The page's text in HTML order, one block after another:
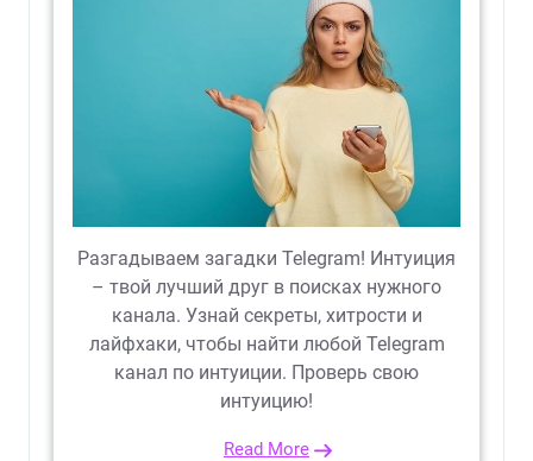
Разгадываем загадки Telegram! Интуиция
– твой лучший друг в поисках нужного
канала. Узнай секреты, хитрости и
лайфхаки, чтобы найти любой Telegram
канал по интуиции. Проверь свою
интуицию!
Read More